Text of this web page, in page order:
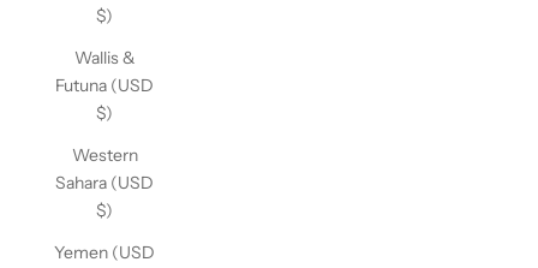
$)
Wallis &
Futuna (USD
$)
Western
Sahara (USD
$)
Yemen (USD